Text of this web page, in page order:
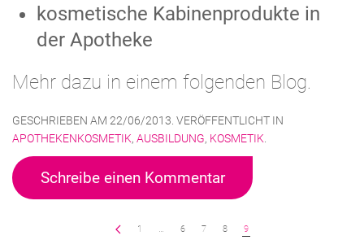
kosmetische Kabinenprodukte in
der Apotheke
Mehr dazu in einem folgenden Blog.
GESCHRIEBEN AM 22/06/2013 . VERÖFFENTLICHT IN
APOTHEKENKOSMETIK, AUSBILDUNG, KOSMETIK
Schreibe einen Kommentar
1 … 6 7 8 9